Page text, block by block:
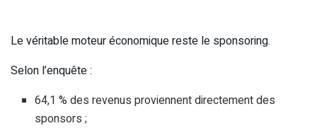
Le véritable moteur économique reste le sponsoring.
Selon l’enquête :
64,1 % des revenus proviennent directement des
sponsors ;